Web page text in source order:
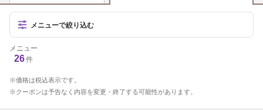
メニューで絞り込む
メニュー
26件
価格は税込表示です。
クーポンは予告なく内容を変更・終了する可能性があります。